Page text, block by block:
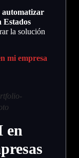
automatizar
Estados
la solución
mi empresa
en